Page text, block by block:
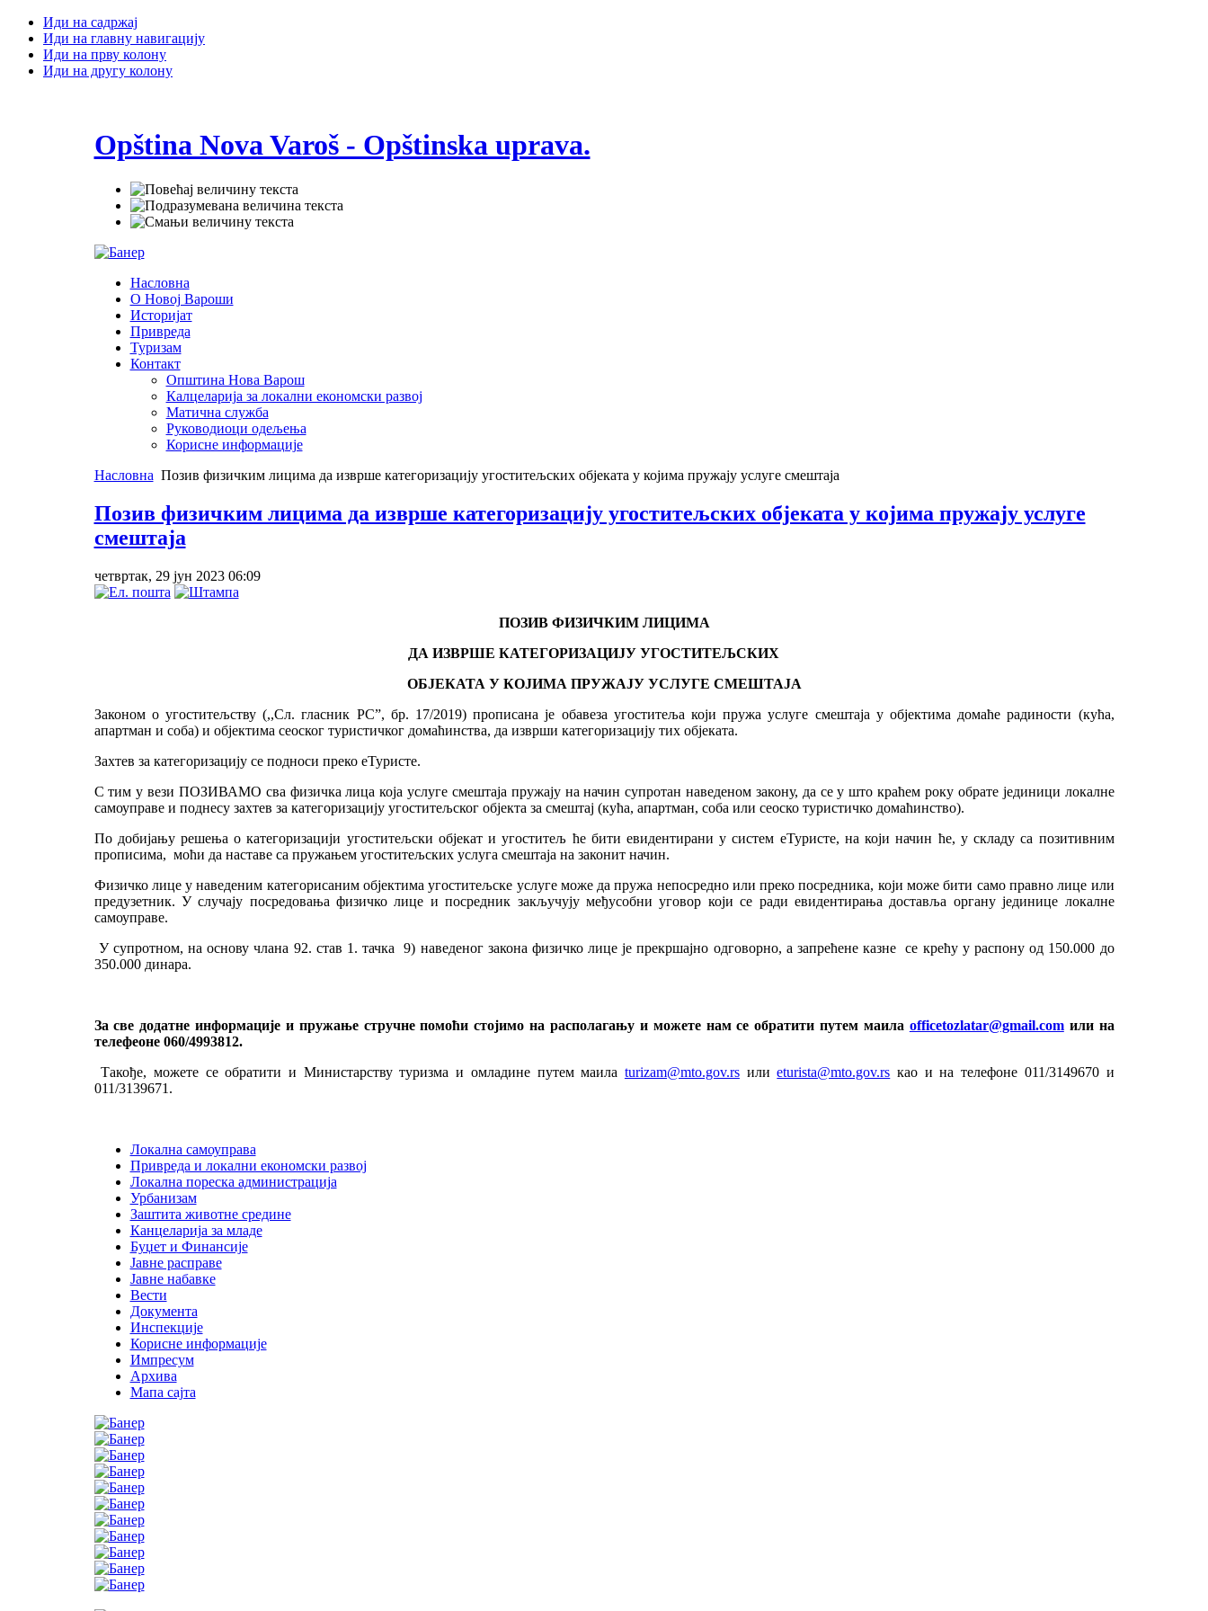
Иди на садржај
Иди на главну навигацију
Иди на прву колону
Иди на другу колону
Opština Nova Varoš - Opštinska uprava.
Насловна
О Новој Вароши
Историјат
Привреда
Туризам
Контакт
Општина Нова Варош
Калцеларија за локални економски развој
Матична служба
Руководиоци одељења
Корисне информације
Насловна Позив физичким лицима да изврше категоризацију угоститељских објеката у којима пружају услуге смештаја
Позив физичким лицима да изврше категоризацију угоститељских објеката у којима пружају услуге
смештаја
четвртак, 29 јун 2023 06:09
ПОЗИВ ФИЗИЧКИМ ЛИЦИМА
ДА ИЗВРШЕ КАТЕГОРИЗАЦИЈУ УГОСТИТЕЉСКИХ
ОБЈЕКАТА У КОЈИМА ПРУЖАЈУ УСЛУГЕ СМЕШТАЈА
Законом о угоститељству (,,Сл. гласник РСˮ, бр. 17/2019) прописана је обавеза угоститеља који пружа услуге смештаја у објектима домаће радиности (кућа,
апартман и соба) и објектима сеоског туристичког домаћинства, да изврши категоризацију тих објеката.
Захтев за категоризацију се подноси преко еТуристе.
С тим у вези ПОЗИВАМО сва физичка лица која услуге смештаја пружају на начин супротан наведеном закону, да се у што краћем року обрате јединици локалне
самоуправе и поднесу захтев за категоризацију угоститељског објекта за смештај (кућа, апартман, соба или сеоско туристичко домаћинство).
По добијању решења о категоризацији угоститељски објекат и угоститељ ће бити евидентирани у систем еТуристе, на који начин ће, у складу са позитивним
прописима, моћи да наставе са пружањем угоститељских услуга смештаја на законит начин.
Физичко лице у наведеним категорисаним објектима угоститељске услуге може да пружа непосредно или преко посредника, који може бити само правно лице или
предузетник. У случају посредовања физичко лице и посредник закључују међусобни уговор који се ради евидентирања доставља органу јединице локалне
самоуправе.
У супротном, на основу члана 92. став 1. тачка 9) наведеног закона физичко лице је прекршајно одговорно, а запрећене казне се крећу у распону од 150.000 до
350.000 динара.
За све додатне информације и пружање стручне помоћи стојимо на располагању и можете нам се обратити путем маила officetozlatar@gmail.comили на
телефеоне 060/4993812.
Такође, можете се обратити и Министарству туризма и омладине путем маила turizam@mto.gov.rsилиeturista@mto.gov.rs као и на телефоне 011/3149670 и
011/3139671.
Локална самоуправа
Привреда и локални економски развој
Локална пореска администрација
Урбанизам
Заштита животне средине
Канцеларија за младе
Буџет и Финансије
Јавне расправе
Јавне набавке
Вести
Документа
Инспекције
Корисне информације
Импресум
Архива
Мапа сајта